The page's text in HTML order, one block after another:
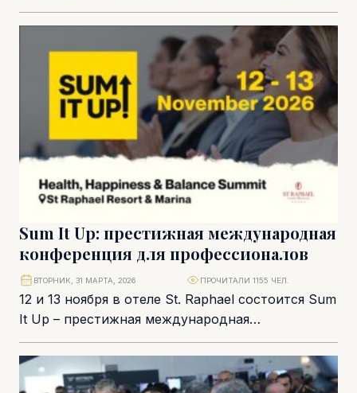
стороны из-за событий на...
Sum It Up: престижная международная
конференция для профессионалов
12 и 13 ноября в отеле St. Raphael состоится Sum
It Up – престижная международная
конференция, объединяющая темы лидерства,
благополучия,...
ВТОРНИК, 31 МАРТА, 2026 ПРОЧИТАЛИ 1155 ЧЕЛ.